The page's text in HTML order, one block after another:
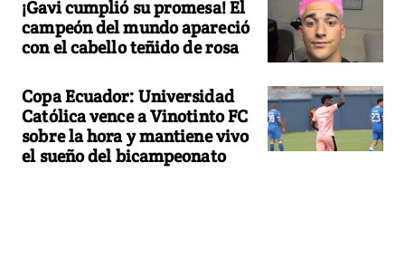
¡Gavi cumplió su promesa! El
campeón del mundo apareció
con el cabello teñido de rosa
Copa Ecuador: Universidad
Católica vence a Vinotinto FC
sobre la hora y mantiene vivo
el sueño del bicampeonato